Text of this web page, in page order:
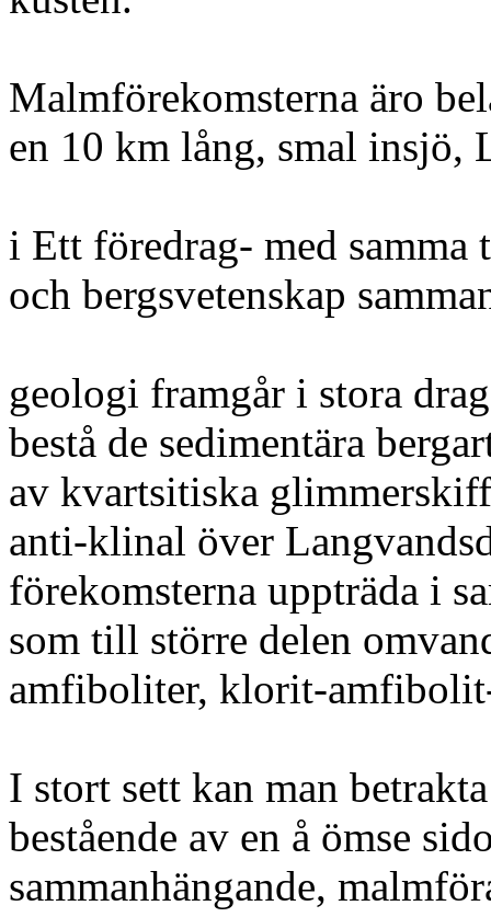
Malmförekomsterna äro
en 10 km lång, smal insjö,
i Ett föredrag- med
och bergsvetenskap
geologi framgår i stora
bestå de sedimentära
av kvartsitiska
anti-klinal över
förekomsterna uppträda i
som till större delen
amfiboliter, klorit-
I stort sett kan man
bestående av en å ömse
sammanhängande,